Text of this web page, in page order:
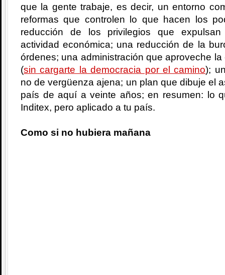
que la gente trabaje, es decir, un entorno
reformas que controlen lo que hacen los
reducción de los privilegios que
actividad económica; una reducción de la
órdenes; una administración que aproveche
(sin cargarte la democracia por el camino);
no de vergüenza ajena; un plan que dibuje el
país de aquí a veinte años; en resumen: lo
Inditex, pero aplicado a tu país.
Como si no hubiera mañana